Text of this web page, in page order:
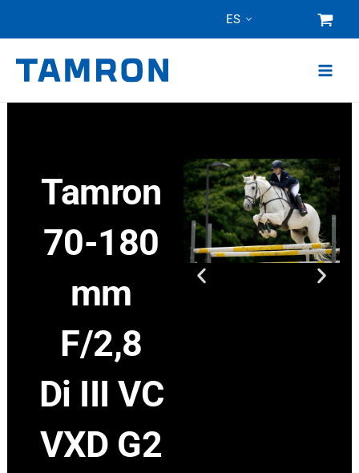
contenido
ES
Tamron
70-180
mm
F/2,8
Di III VC
VXD G2